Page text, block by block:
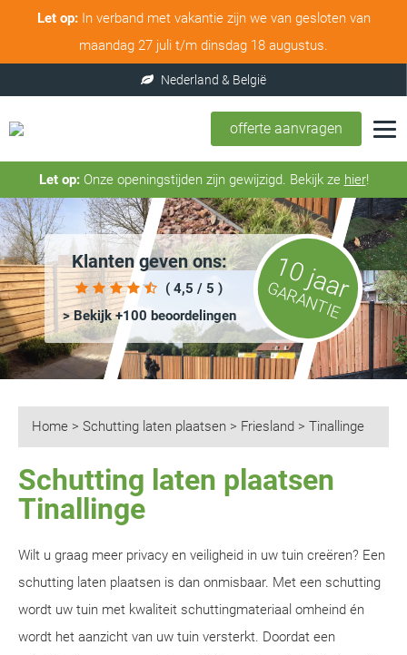
Let op:In verband met vakantie zijn we van gesloten van
maandag 27 juli t/m dinsdag 18 augustus.
offerte aanvragen
Let op:Onze openingstijden zijn gewijzigd. Bekijk ze hier!
Klanten geven ons:
( 4,5 / 5 )
> Bekijk +100 beoordelingen
10 jaar
GARANTIE
Home > Schutting laten plaatsen > Friesland > Tinallinge
Schutting laten plaatsen
Tinallinge
Wilt u graag meer privacy en veiligheid in uw tuin creëren? Een
schutting laten plaatsen is dan onmisbaar. Met een schutting
wordt uw tuin met kwaliteit schuttingmateriaal omheind én
wordt het aanzicht van uw tuin versterkt. Doordat een